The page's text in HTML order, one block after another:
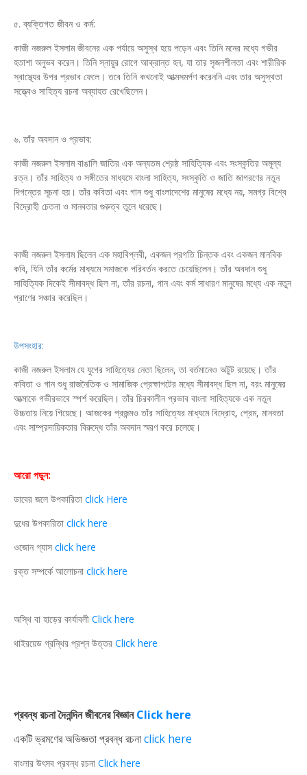
৫. ব্যক্তিগত জীবন ও কর্ম:
কাজী নজরুল ইসলাম জীবনের এক পর্যায়ে অসুস্থ হয়ে পড়েন এবং তিনি মনের মধ্যে গভীর
হতাশা অনুভব করেন। তিনি স্নায়ুর রোগে আক্রান্ত হন, যা তার সৃজনশীলতা এবং শারীরিক
স্বাস্থ্যের উপর প্রভাব ফেলে। তবে তিনি কখনোই আত্মসমর্পণ করেননি এবং তার অসুস্থতা
সত্ত্বেও সাহিত্য রচনা অব্যাহত রেখেছিলেন।
৬. তাঁর অবদান ও প্রভাব:
কাজী নজরুল ইসলাম বাঙালি জাতির এক অন্যতম শ্রেষ্ঠ সাহিত্যিক এবং সংস্কৃতির অমূল্য
রত্ন। তাঁর সাহিত্য ও সঙ্গীতের মাধ্যমে বাংলা সাহিত্য, সংস্কৃতি ও জাতি জাগরণের নতুন
দিগন্তের সূচনা হয়। তাঁর কবিতা এবং গান শুধু বাংলাদেশের মানুষের মধ্যে নয়, সমগ্র বিশ্বে
বিদ্রোহী চেতনা ও মানবতার গুরুত্ব তুলে ধরেছে।
কাজী নজরুল ইসলাম ছিলেন এক মহাবিপ্লবী, একজন প্রগতি চিন্তক এবং একজন মানবিক
কবি, যিনি তাঁর কর্মের মাধ্যমে সমাজকে পরিবর্তন করতে চেয়েছিলেন। তাঁর অবদান শুধু
সাহিত্যিক দিকেই সীমাবদ্ধ ছিল না, তাঁর রচনা, গান এবং কর্ম সাধারণ মানুষের মধ্যে এক নতুন
প্রাণের সঞ্চার করেছিল।
উপসংহার:
কাজী নজরুল ইসলাম যে যুগের সাহিত্যের নেতা ছিলেন, তা বর্তমানেও অটুট রয়েছে। তাঁর
কবিতা ও গান শুধু রাজনৈতিক ও সামাজিক প্রেক্ষাপটের মধ্যে সীমাবদ্ধ ছিল না, বরং মানুষের
আত্মাকে গভীরভাবে স্পর্শ করেছিল। তাঁর চিরকালীন প্রভাব বাংলা সাহিত্যকে এক নতুন
উচ্চতায় নিয়ে গিয়েছে। আজকের প্রজন্মও তাঁর সাহিত্যের মাধ্যমে বিদ্রোহ, প্রেম, মানবতা
এবং সাম্প্রদায়িকতার বিরুদ্ধে তাঁর অবদান স্মরণ করে চলেছে।
আরো পড়ুন:
ডাবের জলে উপকারিতা click Here
দুধের উপকারিতা click here
ওজোন গ্যাস click here
রক্ত সম্পর্কে আলোচনা click here
অস্থি বা হাড়ের কার্যাবলী Click here
থাইরয়েড গ্রন্থির প্রশ্ন উত্তর Click here
প্রবন্ধ রচনা দৈনন্দিন জীবনের বিজ্ঞানClick here
একটি ভ্রমণের অভিজ্ঞতা প্রবন্ধ রচনাclick here
বাংলার উৎসব প্রবন্ধ রচনা Click here